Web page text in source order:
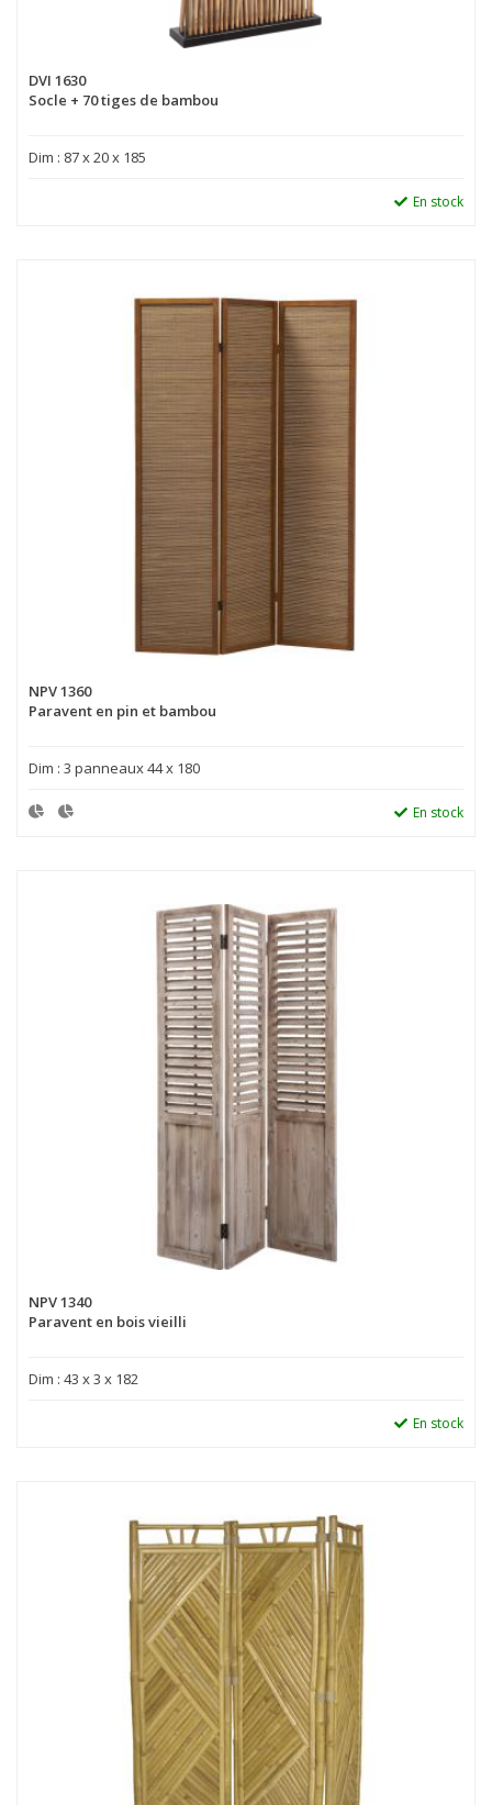
DVI 1630
Socle + 70 tiges de bambou
Dim : 87 x 20 x 185
En stock
NPV 1360
Paravent en pin et bambou
Dim : 3 panneaux 44 x 180
En stock
NPV 1340
Paravent en bois vieilli
Dim : 43 x 3 x 182
En stock